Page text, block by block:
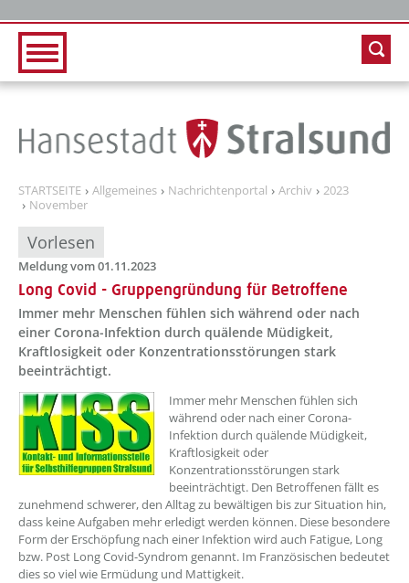
STARTSEITE Allgemeines Nachrichtenportal Archiv
2023
November
Vorlesen
Meldung vom 01.11.2023
Long Covid - Gruppengründung für Betroffene
Immer mehr Menschen fühlen sich während oder nach
einer Corona-Infektion durch quälende Müdigkeit,
Kraftlosigkeit oder Konzentrationsstörungen stark
beeinträchtigt.
??? absaetzeOben[1]/titel ???
Immer mehr Menschen fühlen sich
während oder nach einer Corona-
Infektion durch quälende Müdigkeit,
Kraftlosigkeit oder
Konzentrationsstörungen stark
beeinträchtigt. Den Betroffenen fällt es
zunehmend schwerer, den Alltag zu bewältigen bis zur Situation hin,
dass keine Aufgaben mehr erledigt werden können. Diese besondere
Form der Erschöpfung nach einer Infektion wird auch Fatigue, Long
bzw. Post Long Covid-Syndrom genannt. Im Französischen bedeutet
dies so viel wie Ermüdung und Mattigkeit.